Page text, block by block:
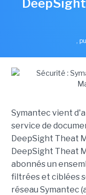
,
Symantec vient
service de
DeepSight Theat
DeepSight Theat
abonnés un
filtrées et ciblées
réseau Symantec